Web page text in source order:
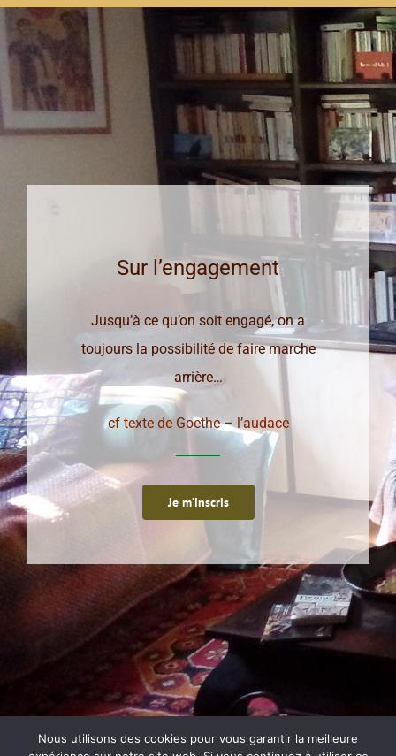
Sur l’engagement
Jusqu’à ce qu’on soit engagé, on a
toujours la possibilité de faire marche
arrière…
cf texte de Goethe – l’audace
Je m’inscris
Nous utilisons des cookies pour vous garantir la meilleure